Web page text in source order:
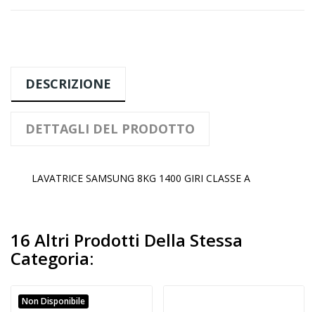
DESCRIZIONE
DETTAGLI DEL PRODOTTO
LAVATRICE SAMSUNG 8KG 1400 GIRI CLASSE A
16 Altri Prodotti Della Stessa
Categoria:
Non Disponibile